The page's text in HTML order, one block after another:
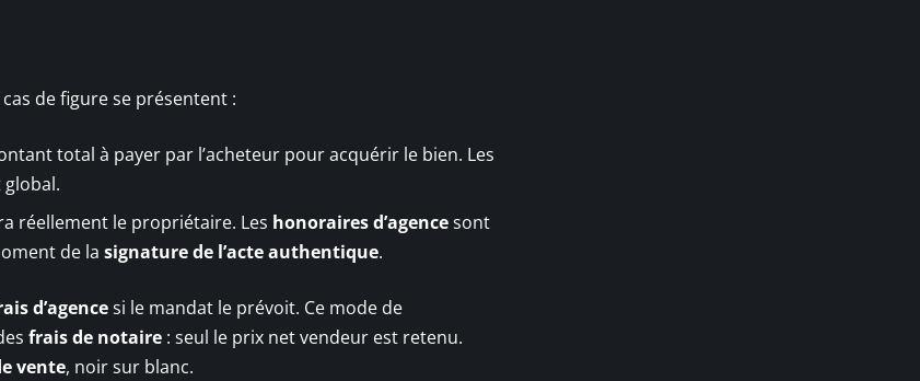
de figure se présentent :
total à payer par l’acheteur pour acquérir le bien. Les
réellement le propriétaire. Les honoraires d’agencesont
de la signature de l’acte authentique.
d’agencesi le mandat le prévoit. Ce mode de
frais de notaire : seul le prix net vendeur est retenu.
vente, noir sur blanc.